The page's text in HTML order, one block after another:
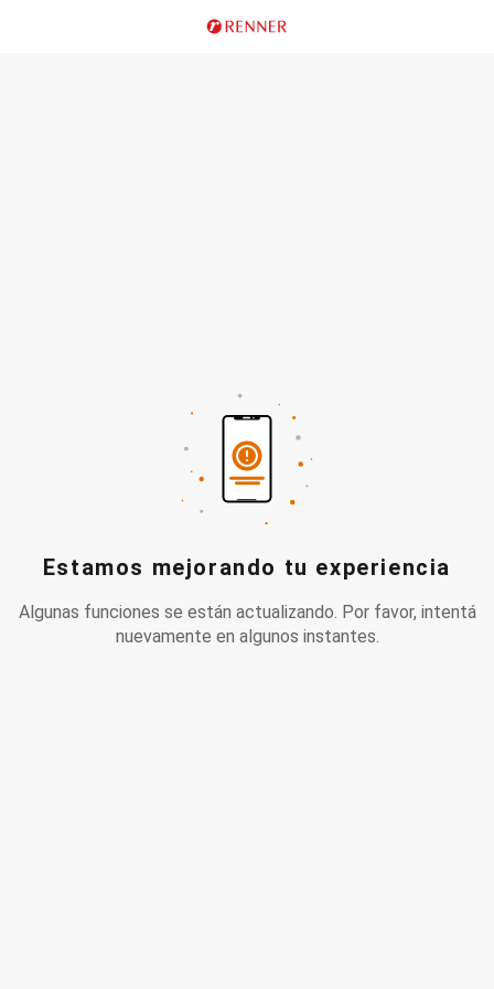
Estamos mejorando tu experiencia
Algunas funciones se están actualizando. Por favor, intentá
nuevamente en algunos instantes.